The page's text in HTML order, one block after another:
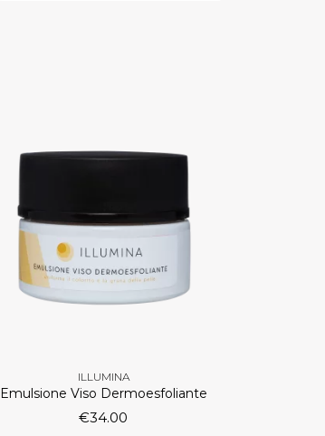
ILLUMINA
Emulsione Viso Dermoesfoliante
€34.00